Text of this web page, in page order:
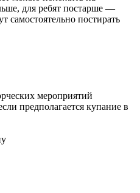
для ребят постарше —
самостоятельно постирать
мероприятий
предполагается купание в